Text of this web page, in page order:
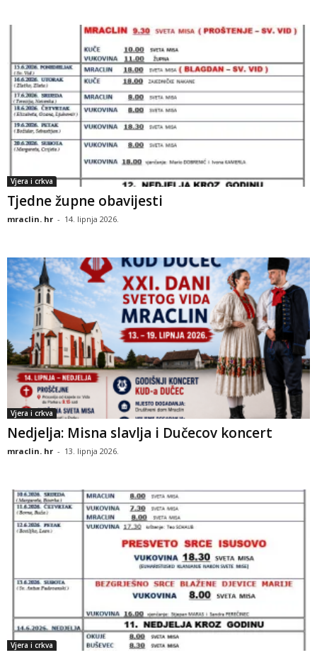
Vjera i crkva
Tjedne župne obavijesti
mraclin. hr - 14. lipnja 2026.
Vjera i crkva
Nedjelja: Misna slavlja i Dučecov koncert
mraclin. hr - 13. lipnja 2026.
Vjera i crkva